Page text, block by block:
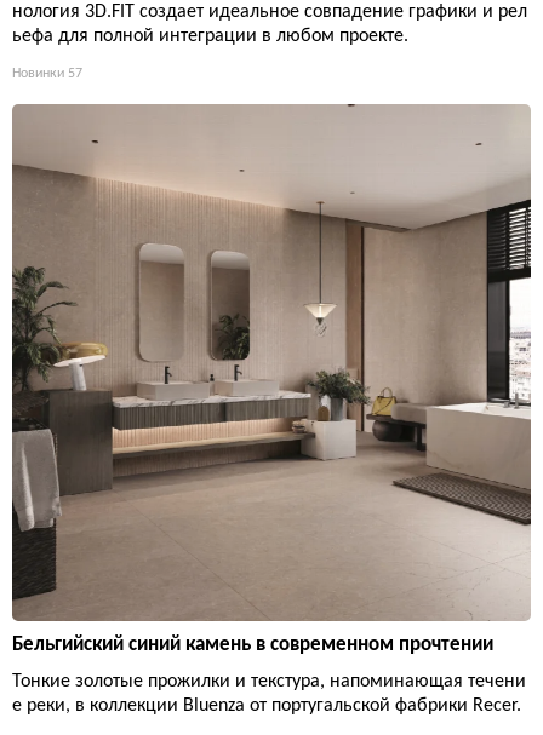
нология 3D.FIT создает идеальное совпадение графики и рел
ьефа для полной интеграции в любом проекте.
Новинки 57
Бельгийский синий камень в современном прочтении
Тонкие золотые прожилки и текстура, напоминающая течени
е реки, в коллекции Bluenza от португальской фабрики Recer.